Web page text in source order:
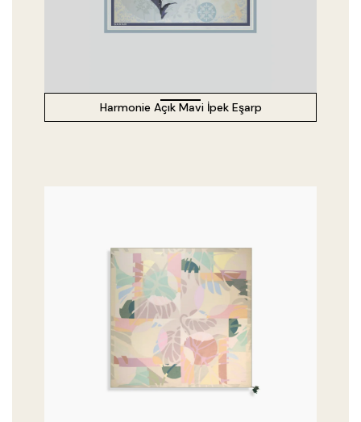
Harmonie Açık Mavi İpek Eşarp